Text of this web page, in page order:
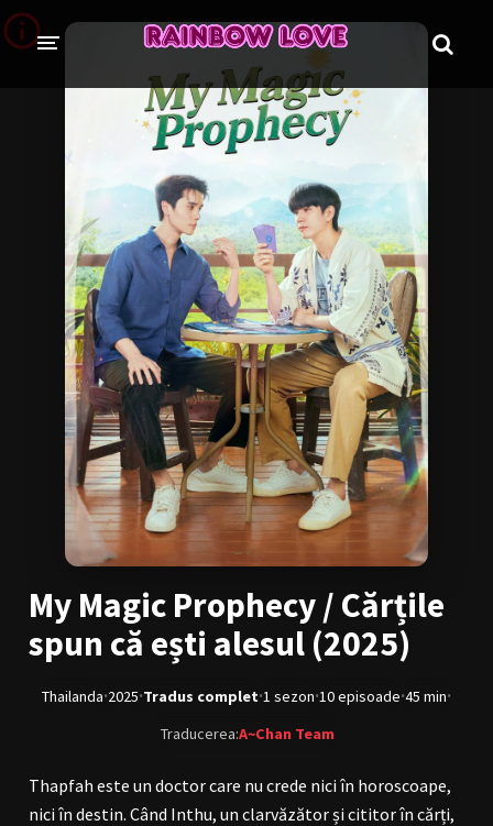
CINE SUNTEM?
ÎN LUCRU
PROIECTE
TRADUSE COMPLET GL (Girls' Love)
ANIME FILME
EMISIUNI
COLECȚII LGBTQ
BL Thailanda BL Coreea de Sud
BL Japonia BL Taiwan
Bromance / BL China BL Vietnam
BL Philipine Cupluri Mixte
LGBTQ+ NON-ASIA
RECOMANDĂRI PROIECTE
Înregistrează-te
My Magic Prophecy / Cărțile
spun că ești alesul (2025)
Thailanda·2025·Tradus complet·1 sezon·10 episoade·45 min·
Traducerea:A~Chan Team
Thapfah este un doctor care nu crede nici în horoscoape,
nici în destin. Când Inthu, un clarvăzător și cititor în cărți,